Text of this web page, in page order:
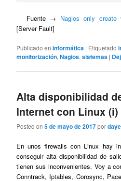
Fuente → Nagios only
[Server Fault]
Publicado en informática | Etiquetado
monitorización,Nagios,sistemas |
Alta disponibilidad
Internet con Linux (i)
Posted on5 de mayo de 2017por
En unos firewalls con Linux hay
conseguir alta disponibilidad de
tienen sus inconvenientes. Voy a
Conntrack, Iptables, Corosync,